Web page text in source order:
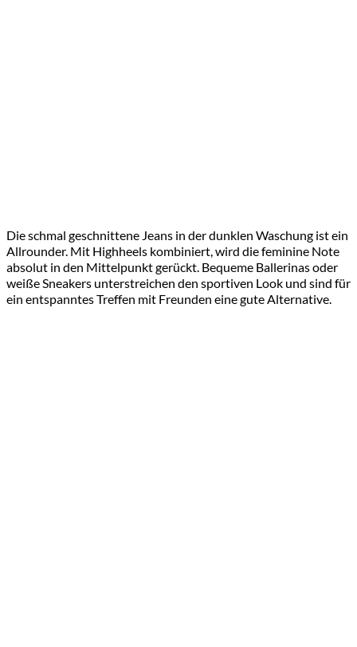
Die schmal geschnittene Jeans in der dunklen Waschung ist ein
Allrounder. Mit Highheels kombiniert, wird die feminine Note
absolut in den Mittelpunkt gerückt. Bequeme Ballerinas oder
weiße Sneakers unterstreichen den sportiven Look und sind für
ein entspanntes Treffen mit Freunden eine gute Alternative.